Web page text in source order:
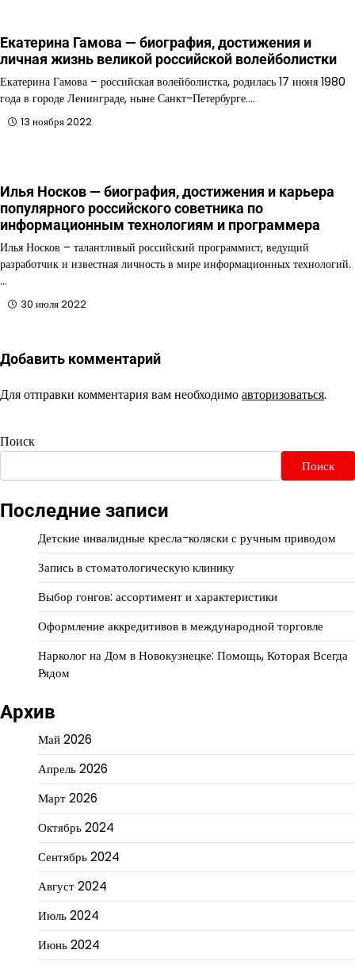
Екатерина Гамова — биография, достижения и
личная жизнь великой российской волейболистки
Екатерина Гамова – российская волейболистка, родилась 17 июня 1980
года в городе Ленинграде, ныне Санкт-Петербурге.…
13 ноября 2022
Илья Носков — биография, достижения и карьера
популярного российского советника по
информационным технологиям и программера
Илья Носков – талантливый российский программист, ведущий
разработчик и известная личность в мире информационных технологий.
…
30 июля 2022
Добавить комментарий
Для отправки комментария вам необходимоавторизоваться.
Поиск
Поиск
Последние записи
Детские инвалидные кресла-коляски с ручным приводом
Запись в стоматологическую клинику
Выбор гонгов: ассортимент и характеристики
Оформление аккредитивов в международной торговле
Нарколог на Дом в Новокузнецке: Помощь, Которая Всегда
Рядом
Архив
Май 2026
Апрель 2026
Март 2026
Октябрь 2024
Сентябрь 2024
Август 2024
Июль 2024
Июнь 2024